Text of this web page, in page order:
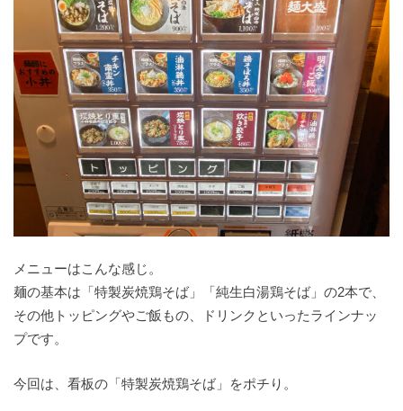
メニューはこんな感じ。
麺の基本は「特製炭焼鶏そば」「純生白湯鶏そば」の2本で、
その他トッピングやご飯もの、ドリンクといったラインナッ
プです。
今回は、看板の「特製炭焼鶏そば」をポチり。